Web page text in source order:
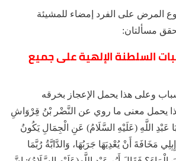
المرض على الفرد إمضاء للمشيئة
مسألتان:
السلطنة الإلهية على جميع
وعلى هذا يحمل الإعجاز بخرقه
يحمل معنى ما روي عن النَّضْر بْنُ قِرْوَاشِ
عَبْدِ اللَّهِ (عَلَيْهِ السَّلَامُ) عَنِ الْجِمَالِ يَكُونُ
مَخَافَةَ أَنْ يُعْدِيَهَا جَرَبُهَا، وَالدَّابَّةُ رُبَّمَا